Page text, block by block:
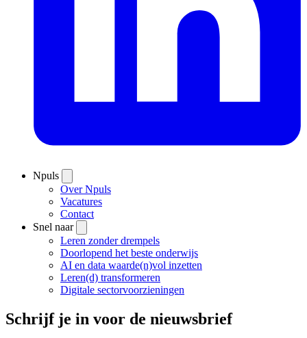
Npuls
Over Npuls
Vacatures
Contact
Snel naar
Leren zonder drempels
Doorlopend het beste onderwijs
AI en data waarde(n)vol inzetten
Leren(d) transformeren
Digitale sectorvoorzieningen
Schrijf je in voor de nieuwsbrief